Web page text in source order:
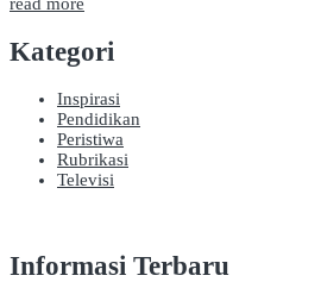
Kategori
Inspirasi
Pendidikan
Peristiwa
Rubrikasi
Televisi
Informasi Terbaru